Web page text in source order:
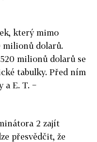
který mimo
milionů dolarů.
milionů dolarů se
tabulky. Před ním
a E. T. −
2 zajít
přesvědčit, že